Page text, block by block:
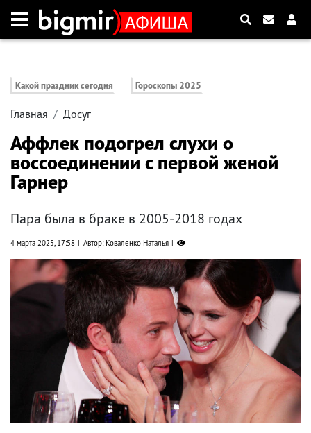
Какой праздник сегодня Гороскопы 2025
Главная Досуг
Аффлек подогрел слухи о
воссоединении с первой женой
Гарнер
Пара была в браке в 2005-2018 годах
4 марта 2025, 17:58 Автор: Коваленко Наталья